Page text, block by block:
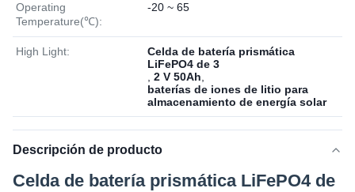
Operating
Temperature(℃):
-20 ~ 65
High Light:
Celda de batería prismática
LiFePO4 de 3
2 V 50Ah
baterías de iones de litio para
almacenamiento de energía solar
Descripción de producto
Celda de batería prismática LiFePO4 de